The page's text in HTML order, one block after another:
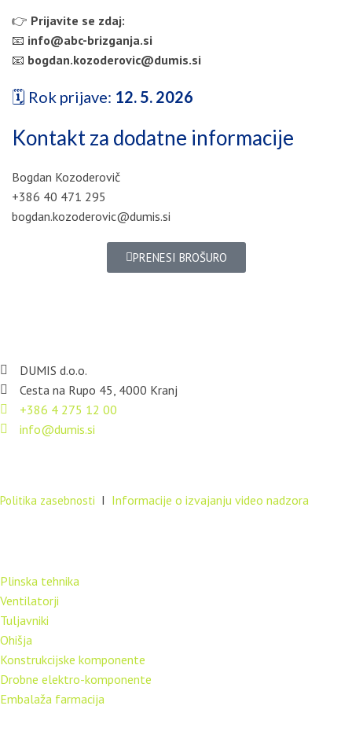
👉 Prijavite se zdaj:
📧 info@abc-brizganja.si
📧 bogdan.kozoderovic@dumis.si
🗓 Rok prijave: 12. 5. 2026
Kontakt za dodatne informacije
Bogdan Kozoderovič
+386 40 471 295
bogdan.kozoderovic@dumis.si
PRENESI BROŠURO
DUMIS d.o.o.
Cesta na Rupo 45, 4000 Kranj
+386 4 275 12 00
info@dumis.si
Politika zasebnosti I Informacije o izvajanju video nadzora
Plinska tehnika
Ventilatorji
Tuljavniki
Ohišja
Konstrukcijske komponente
Drobne elektro-komponente
Embalaža farmacija